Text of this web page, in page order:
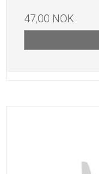
47,00 NOK